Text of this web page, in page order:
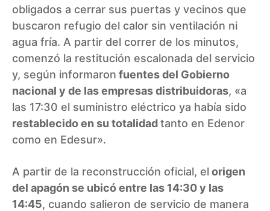
obligados a cerrar sus puertas y vecinos que
buscaron refugio del calor sin ventilación ni
agua fría. A partir del correr de los minutos,
comenzó la restitución escalonada del servicio
y, según informaron fuentes del Gobierno
nacional y de las empresas distribuidoras, «a
las 17:30 el suministro eléctrico ya había sido
restablecido en su totalidadtanto en Edenor
como en Edesur».
A partir de la reconstrucción oficial, elorigen
del apagón se ubicó entre las 14:30 y las
14:45, cuando salieron de servicio de manera